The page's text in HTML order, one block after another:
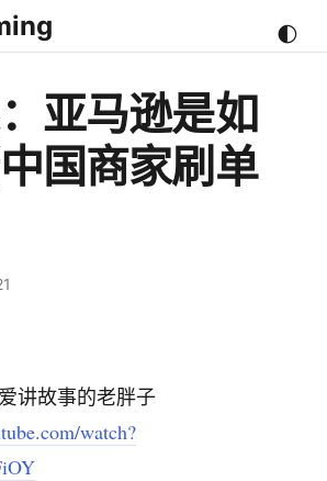
🌓
亚马逊是如
国商家刷单
讲故事的老胖子
watch?